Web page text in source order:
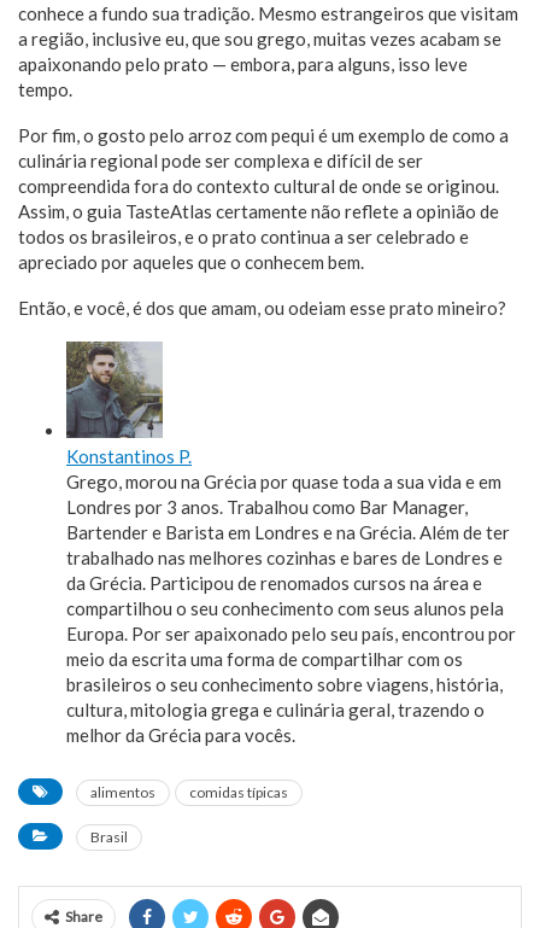
conhece a fundo sua tradição. Mesmo estrangeiros que visitam
a região, inclusive eu, que sou grego, muitas vezes acabam se
apaixonando pelo prato — embora, para alguns, isso leve
tempo.
Por fim, o gosto pelo arroz com pequi é um exemplo de como a
culinária regional pode ser complexa e difícil de ser
compreendida fora do contexto cultural de onde se originou.
Assim, o guia TasteAtlas certamente não reflete a opinião de
todos os brasileiros, e o prato continua a ser celebrado e
apreciado por aqueles que o conhecem bem.
Então, e você, é dos que amam, ou odeiam esse prato mineiro?
Konstantinos P.
Grego, morou na Grécia por quase toda a sua vida e em
Londres por 3 anos. Trabalhou como Bar Manager,
Bartender e Barista em Londres e na Grécia. Além de ter
trabalhado nas melhores cozinhas e bares de Londres e
da Grécia. Participou de renomados cursos na área e
compartilhou o seu conhecimento com seus alunos pela
Europa. Por ser apaixonado pelo seu país, encontrou por
meio da escrita uma forma de compartilhar com os
brasileiros o seu conhecimento sobre viagens, história,
cultura, mitologia grega e culinária geral, trazendo o
melhor da Grécia para vocês.
alimentos comidas típicas
Brasil
Share